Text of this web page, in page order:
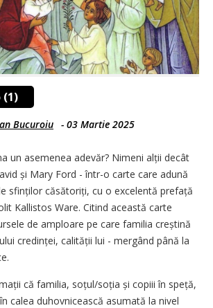
Bucuroiu - 03 Martie 2025
un asemenea ade­văr? Nimeni alții decât
și Mary Ford - într-o carte care adună
sfinților căsătoriți, cu o excelentă prefață
Kallistos Ware. Citind această carte
de amploare pe care familia creștină
credinței, calității lui - mergând până la
că familia, soțul/soția și copiii în speță,
calea duhovnicească asumată la nivel